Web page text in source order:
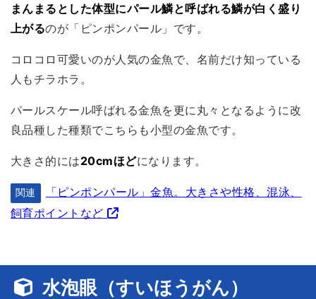
まんまるとした体型にパール鱗と呼ばれる鱗が白く盛り
上がるのが「ピンポンパール」です。
コロコロ可愛いのが人気の金魚で、名前だけ知っている
人もチラホラ。
パールスケール呼ばれる金魚を更に丸々となるように改
良品種した種類でこちらも小型の金魚です。
大きさ的には20cmほどになります。
関連
「ピンポンパール」金魚。大きさや性格、混泳、
飼育ポイントなど
水泡眼（すいほうがん）